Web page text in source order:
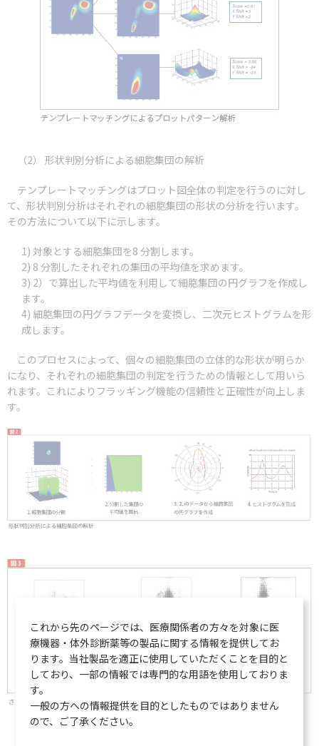
（2） 形状判別分析による細胞集団の解析
テンプレートマッチングはプロット図全体の判定を行うのに対し
て、形状判別分析はそれぞれの細胞集団の形状の分析を行います。
その方法について以下に示します。
対象とする細胞集団を8 分割します。
8 分割したそれぞれの集団の平均値を求めます。
2）で算出した平均値を利用して細胞集団の円グラフを作成し
ます。
細胞集団の円グラフデータを変換し、二次元ヒストグラムを形
成します。
このプロセスによって、個々の細胞集団の立体的な形状が明らか
になり、それぞれの細胞集団の判定を行うための情報として用いら
れます。これによりフラッギング機能の信頼性と正確性が向上しま
す。
これから先のページでは、医療関係者の方々を対象に医
療機器・体外診断薬等の製品に関する情報を提供してお
ります。当社製品を適正に使用していただくことを目的と
しており、一部の情報では専門的な用語を使用しておりま
す。
一般の方への情報提供を目的としたものではありません
ので、ご了承ください。